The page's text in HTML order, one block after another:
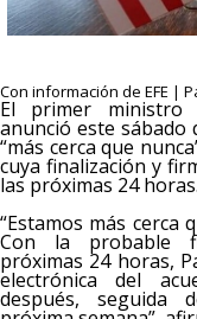
Con información de EFE |
El primer ministro
anunció este sábado
“más cerca que
cuya finalización y
las próximas 24 horas.
“Estamos más cerca
Con la probable
próximas 24 horas,
electrónica del
después, seguida